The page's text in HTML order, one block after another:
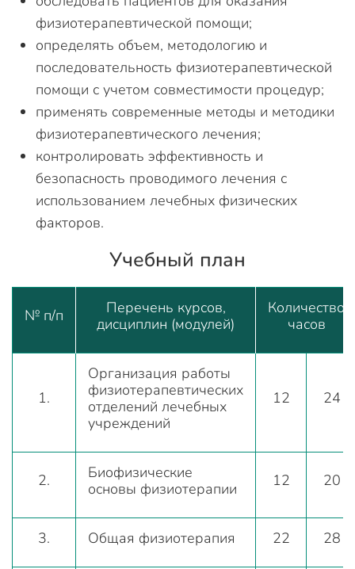
физиотерапевтической помощи;
определять объем, методологию и
последовательность физиотерапевтической
помощи с учетом совместимости процедур;
применять современные методы и методики
физиотерапевтического лечения;
контролировать эффективность и
безопасность проводимого лечения с
использованием лечебных физических
факторов.
Учебный план
№ п/п
Перечень курсов,
дисциплин (модулей)
Количество
часов
1.
Организация работы
физиотерапевтических
отделений лечебных
учреждений
12 24
2.
Биофизические
основы физиотерапии
12 20
3. Общая физиотерапия 22 28